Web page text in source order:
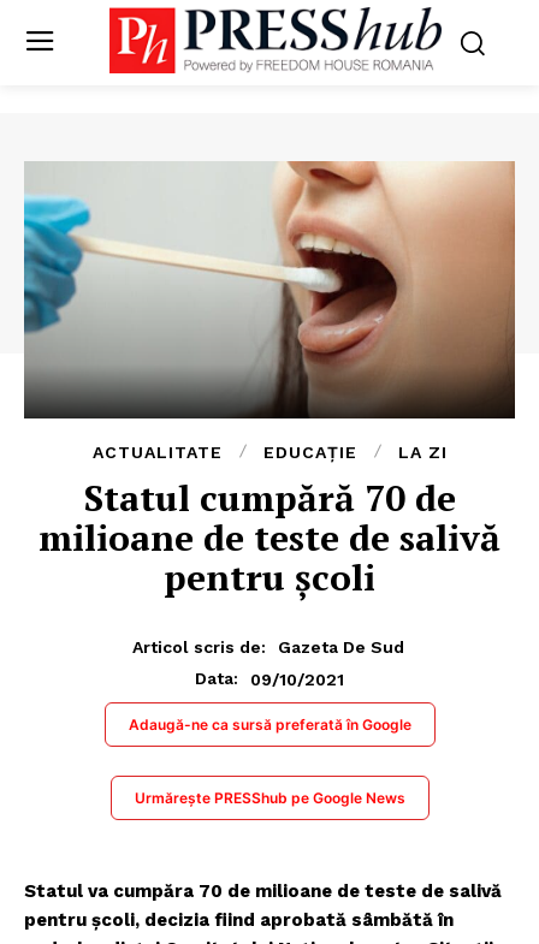
ACTUALITATE EDUCAȚIE LA ZI
Statul cumpără 70 de
milioane de teste de salivă
pentru școli
Articol scris de:
Gazeta De Sud
Data:
09/10/2021
Adaugă-ne ca sursă preferată în Google
Urmărește PRESShub pe Google News
Statul va cumpăra 70 de milioane de teste de salivă
pentru școli, decizia fiind aprobată sâmbătă în